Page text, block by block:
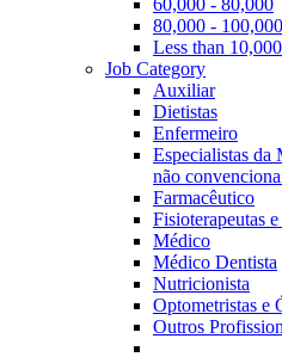
80,000 - 100,000
Less than 10,000
Job Category
Auxiliar
Dietistas
Enfermeiro
Especialistas da
não
Farmacêutico
Fisioterapeutas
Médico
Médico Dentista
Nutricionista
Optometristas e
Outros